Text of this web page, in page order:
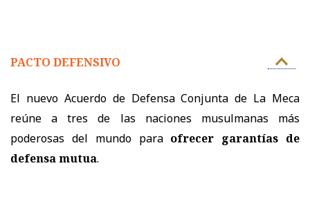
PACTO DEFENSIVO
El nuevo Acuerdo de Defensa Conjunta de La Meca
reúne a tres de las naciones musulmanas más
poderosas del mundo para ofrecer garantías de
defensa mutua.